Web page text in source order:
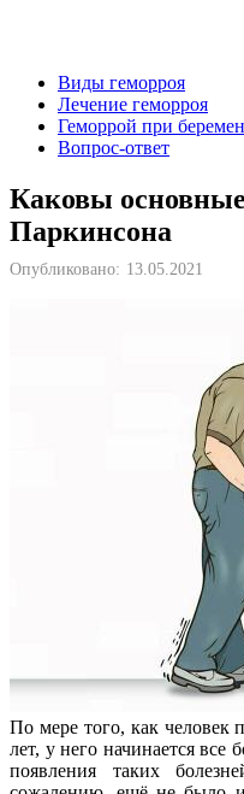
Виды геморроя
Лечение геморроя
Геморрой при
Вопрос-ответ
Каковы
Паркинсона
Опубликовано: 13.05.2021
По мере того, как человек
лет, у него начинается
появления таких